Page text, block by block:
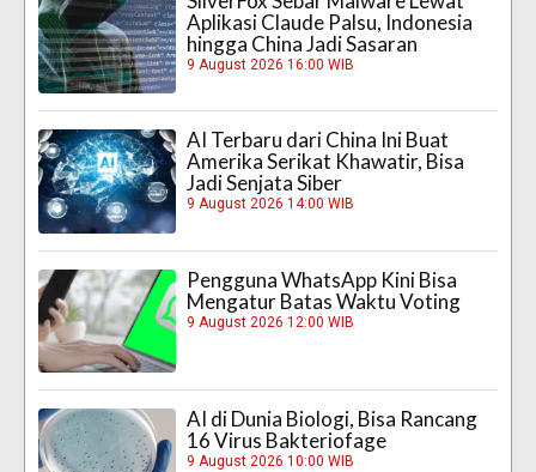
Aplikasi Claude Palsu, Indonesia
hingga China Jadi Sasaran
9 August 2026 16:00 WIB
AI Terbaru dari China Ini Buat
Amerika Serikat Khawatir, Bisa
Jadi Senjata Siber
9 August 2026 14:00 WIB
Pengguna WhatsApp Kini Bisa
Mengatur Batas Waktu Voting
9 August 2026 12:00 WIB
AI di Dunia Biologi, Bisa Rancang
16 Virus Bakteriofage
9 August 2026 10:00 WIB